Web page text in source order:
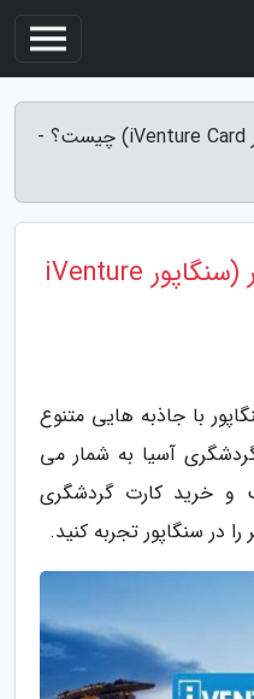
کارت گردشگری سنگاپور (سنگاپور iVenture Card) چیست؟ -
کارت گردشگری سنگاپور (سنگاپور iVenture
با جاذبه هایی متنوع
آسیا به شمار می
و خرید کارت گردشگری
را در سنگاپور تجربه کنید.